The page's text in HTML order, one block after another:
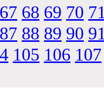
67 68 69 70
87 88 89 90
105 106 107